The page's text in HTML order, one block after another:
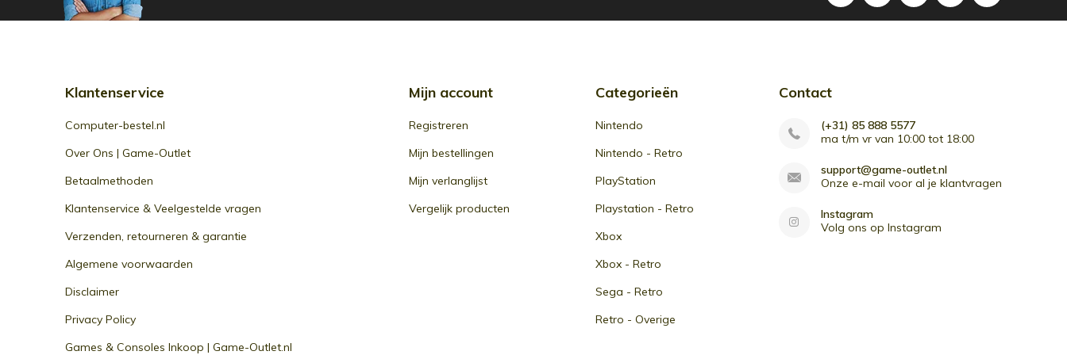
Klantenservice
Computer-bestel.nl
Over Ons | Game-Outlet
Betaalmethoden
Klantenservice & Veelgestelde vragen
Verzenden, retourneren & garantie
Algemene voorwaarden
Disclaimer
Privacy Policy
Games & Consoles Inkoop | Game-Outlet.nl
Mijn account
Registreren
Mijn bestellingen
Mijn verlanglijst
Vergelijk producten
Categorieën
Nintendo
Nintendo - Retro
PlayStation
Playstation - Retro
Xbox
Xbox - Retro
Sega - Retro
Retro - Overige
Contact
(+31) 85 888 5577
ma t/m vr van 10:00 tot 18:00
support@game-outlet.nl
Onze e-mail voor al je klantvragen
Instagram
Volg ons op Instagram